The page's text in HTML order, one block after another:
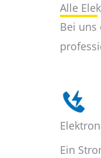
Alle
Bei uns
Ein